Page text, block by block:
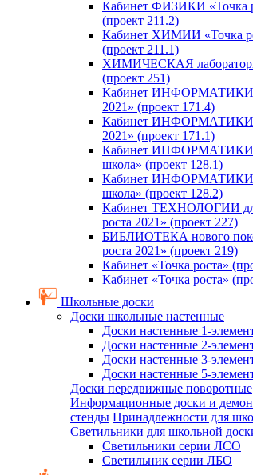
Кабинет ФИЗИКИ «Точка
(проект 211.2)
Кабинет ХИМИИ «Точка
(проект 211.1)
ХИМИЧЕСКАЯ
(проект 251)
Кабинет ИНФОРМАТИКИ
2021» (проект 171.4)
Кабинет ИНФОРМАТИКИ
2021» (проект 171.1)
Кабинет ИНФОРМАТИКИ
школа» (проект 128.1)
Кабинет ИНФОРМАТИКИ
школа» (проект 128.2)
Кабинет ТЕХНОЛОГИИ
роста 2021» (проект 227)
БИБЛИОТЕКА нового
роста 2021» (проект 219)
Кабинет «Точка роста»
Кабинет «Точка роста»
Школьные доски
Доски школьные настенные
Доски настенные 1-
Доски настенные 2-
Доски настенные 3-
Доски настенные 5-
Доски передвижные поворотные
Информационные доски и
стенды Принадлежности для
Светильники для школьной
Светильники серии ЛСО
Светильник серии ЛБО